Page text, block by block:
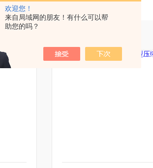
欢迎您！
来自局域网的朋友！有什么可以帮
助您的吗？